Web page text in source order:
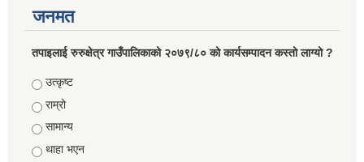
जनमत
तपाइलाई रुरुक्षेत्र गाउँपालिकाको २०७९/८० को कार्यसम्पादन कस्तो लाग्यो ?
Choices
उत्कृष्ट
राम्रो
सामान्य
थाहा भएन